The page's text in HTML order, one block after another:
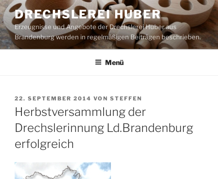
Zum
Inhalt
springen
DRECHSLEREI HUBER
Erzeugnisse und Angebote der Drechslerei Huber aus
Brandenburg werden in regelmäßigen Beiträgen beschrieben.
Menü
VERÖFFENTLICHT
AM
22. SEPTEMBER 2014 VON STEFFEN
Herbstversammlung der
Drechslerinnung Ld.Brandenburg
erfolgreich